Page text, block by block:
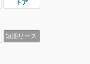
トア
短期リース